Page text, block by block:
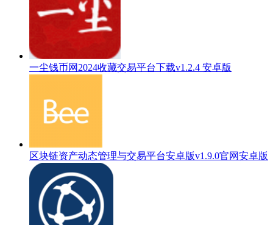
一尘钱币网2024收藏交易平台下载v1.2.4 安卓版
区块链资产动态管理与交易平台安卓版v1.9.0官网安卓版